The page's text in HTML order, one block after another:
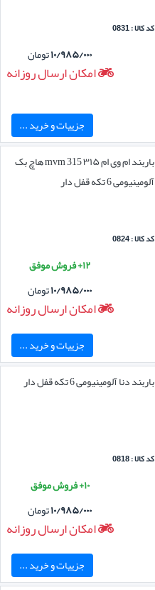
کد کالا : 0831
۱۰/۹۸۵/۰۰۰تومان
امکان ارسال روزانه
جزییات و خرید ...
باربند ام وی ام ۳۱۵ mvm 315 هاچ بک
آلومینیومی 6 تکه قفل دار
کد کالا : 0824
۱۲+ فروش موفق
۱۰/۹۸۵/۰۰۰تومان
امکان ارسال روزانه
جزییات و خرید ...
باربند دنا آلومینیومی 6 تکه قفل دار
کد کالا : 0818
۱۰+ فروش موفق
۱۰/۹۸۵/۰۰۰تومان
امکان ارسال روزانه
جزییات و خرید ...